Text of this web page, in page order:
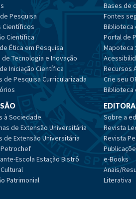
Pesquisa
Científicos
Científica
Ética em Pesquisa
Tecnologia e Inovação
Iniciação Científica
de Pesquisa Curricularizada
à Sociedade
de Extensão Universitária
de Extensão Universitária
Escola Estação Bistrô
Patrimonial
Bases de
Fontes
Biblioteca
Portal de
Mapoteca
Recursos
Crie seu
Biblioteca
EDITORA
Sobre a
Revista
Revista
e-Books
Anais/
Literativa